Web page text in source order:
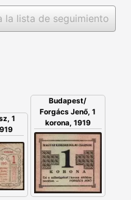
la lista de seguimiento
1
Budapest/
Forgács Jenő, 1
korona, 1919